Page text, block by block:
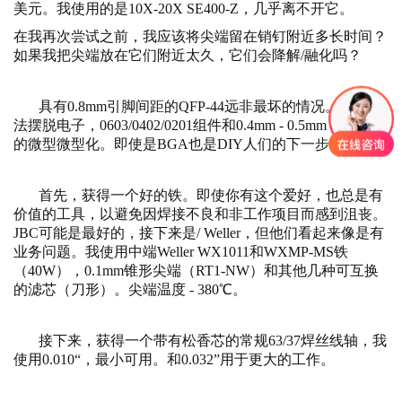
美元。我使用的是10X-20X SE400-Z，几乎离不开它。
在我再次尝试之前，我应该将尖端留在销钉附近多长时间？
如果我把尖端放在它们附近太久，它们会降解/融化吗？
具有0.8mm引脚间距的QFP-44远非最坏的情况。没有办
法摆脱电子，0603/0402/0201组件和0.4mm - 0.5mm QFN封装
的微型微型化。即使是BGA也是DIY人们的下一步。
首先，获得一个好的铁。即使你有这个爱好，也总是有
价值的工具，以避免因焊接不良和非工作项目而感到沮丧。
JBC可能是最好的，接下来是/ Weller，但他们看起来像是有
业务问题。我使用中端Weller WX1011和WXMP-MS铁
（40W），0.1mm锥形尖端（RT1-NW）和其他几种可互换
的滤芯（刀形）。尖端温度 - 380℃。
接下来，获得一个带有松香芯的常规63/37焊丝线轴，我
使用0.010“，最小可用。和0.032”用于更大的工作。